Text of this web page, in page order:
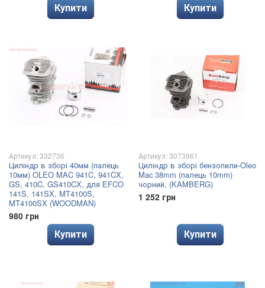
Купити Купити
Артикул: 332736
Циліндр в зборі 40мм (палець
10мм) OLEO MAC 941C, 941CX,
GS, 410C, GS410CX, для EFCO
141S, 141SX, MT4100S,
MT4100SX (WOODMAN)
980 грн
Купити
Артикул: 3073961
Циліндр в зборі бензопили-Oleo
Mac 38mm (палець 10mm)
чорний, (KAMBERG)
1 252 грн
Купити